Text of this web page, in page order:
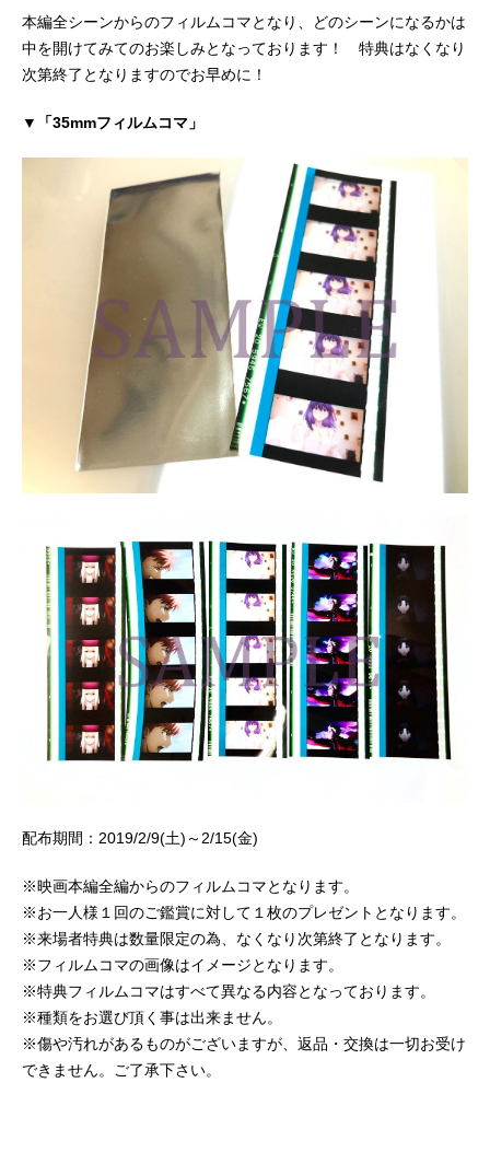
本編全シーンからのフィルムコマとなり、どのシーンになるかは
中を開けてみてのお楽しみとなっております！ 特典はなくなり
次第終了となりますのでお早めに！
▼「35mmフィルムコマ」
配布期間：2019/2/9(土)～2/15(金)
※映画本編全編からのフィルムコマとなります。
※お一人様１回のご鑑賞に対して１枚のプレゼントとなります。
※来場者特典は数量限定の為、なくなり次第終了となります。
※フィルムコマの画像はイメージとなります。
※特典フィルムコマはすべて異なる内容となっております。
※種類をお選び頂く事は出来ません。
※傷や汚れがあるものがございますが、返品・交換は一切お受け
できません。ご了承下さい。